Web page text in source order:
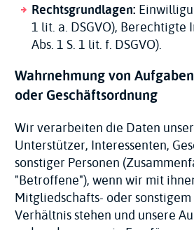
Rechtsgrundlagen:
1 lit. a. DSGVO), Berechtigte
Abs. 1 S. 1 lit. f. DSGVO).
Wahrnehmung von
oder Geschäftsordnung
Wir verarbeiten die Daten
Unterstützer, Interessenten,
sonstiger Personen
"Betroffene"), wenn wir mit
Mitgliedschafts- oder
Verhältnis stehen und unsere